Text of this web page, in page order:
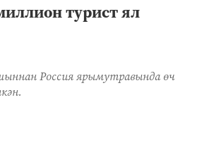
турист ял
Россия ярымутравында өч